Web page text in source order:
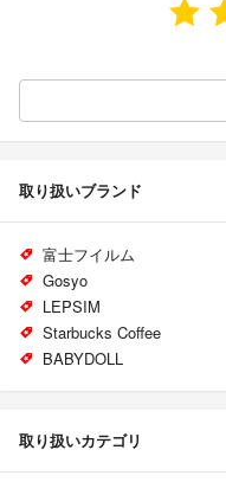
取り扱いブランド
富士フイルム
Gosyo
LEPSIM
Starbucks Coffee
BABYDOLL
取り扱いカテゴリ